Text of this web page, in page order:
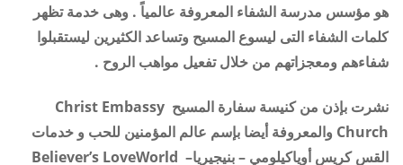
هو مؤسس مدرسة الشفاء المعروفة عالمياً . وهى خدمة تظهر
كلمات الشفاء التى ليسوع المسيح وتساعد الكثيرين ليستقبلوا
شفاءهم ومعجزاتهم من خلال تفعيل مواهب الروح .
نشرت بإذن من كنيسة سفارة المسيح Christ Embassy
Church والمعروفة أيضا بإسم عالم المؤمنين للحب و خدمات
القس كريس أوياكيلومي – بنيجيرياBeliever’s LoveWorld –